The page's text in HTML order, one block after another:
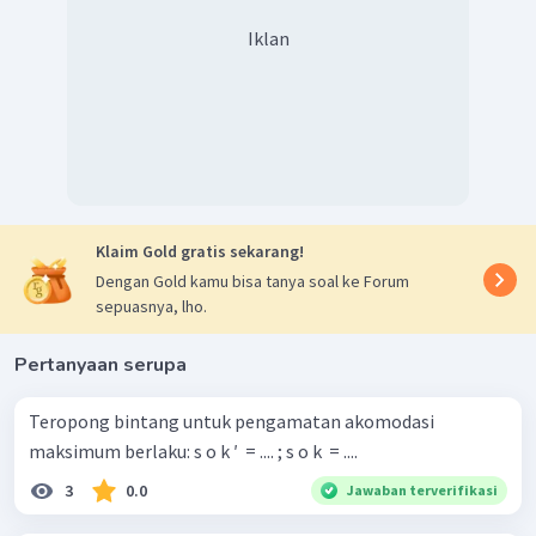
Iklan
Klaim Gold gratis sekarang!
Dengan Gold kamu bisa tanya soal ke Forum
sepuasnya, lho.
Pertanyaan serupa
Teropong bintang untuk pengamatan akomodasi
maksimum berlaku: s o k ′ ​ = .... ; s o k ​ = ....
3 0.0 Jawaban terverifikasi